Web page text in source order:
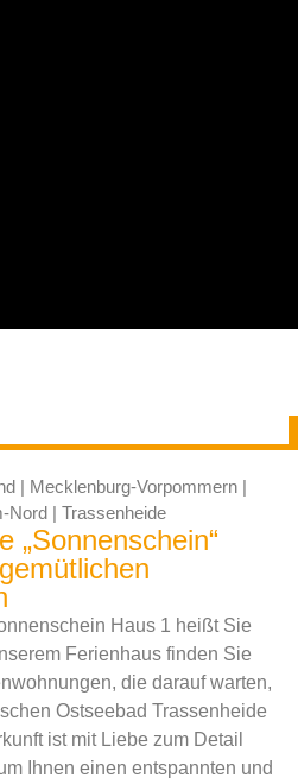
| Mecklenburg-Vorpommern |
Nord | Trassenheide
„Sonnenschein“
Haus 1 heißt Sie
Ferienhaus finden Sie
die darauf warten,
Ostseebad Trassenheide
ist mit Liebe zum Detail
Ihnen einen entspannten und